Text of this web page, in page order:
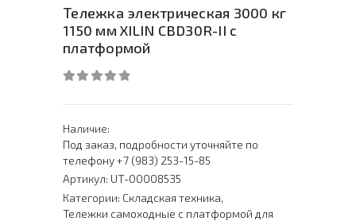
Тележка электрическая 3000 кг
1150 мм XILIN CBD30R-II с
платформой
Наличие:
Под заказ, подробности уточняйте по
телефону +7 (983) 253-15-85
Артикул: UT-00008535
Категории: Складская техника,
Тележки самоходные с платформой для